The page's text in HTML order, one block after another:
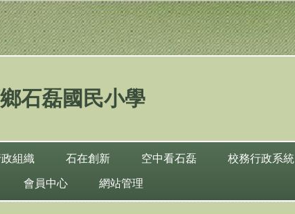
石磊國民小學
組織 石在創新 空中看石磊 校務行政系統
會員中心 網站管理